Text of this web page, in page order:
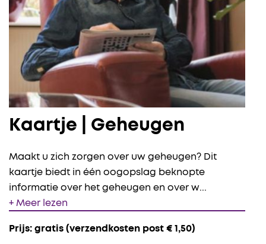
Kaartje | Geheugen
Maakt u zich zorgen over uw geheugen? Dit
kaartje biedt in één oogopslag beknopte
informatie over het geheugen en over w...
+ Meer lezen
Prijs: gratis (verzendkosten post € 1,50)